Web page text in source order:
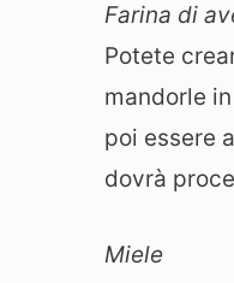
Farina di
Potete
mandorle
poi essere
dovrà
Miele